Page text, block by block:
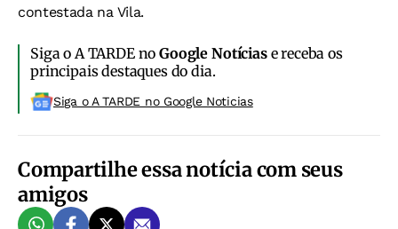
contestada na Vila.
Siga o A TARDE noGoogle Notíciase receba os
principais destaques do dia.
Siga o A TARDE no Google Noticias
Compartilhe essa notícia com seus
amigos